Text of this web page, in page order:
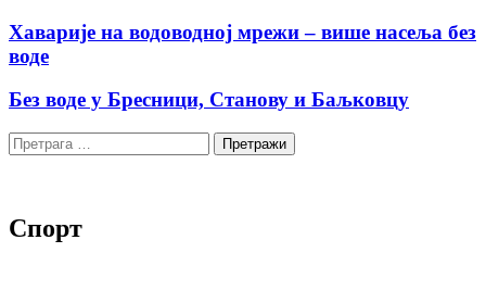
Хаварије на водоводној мрежи – више насеља без
воде
Без воде у Бресници, Станову и Баљковцу
Претрага
за:
Спорт